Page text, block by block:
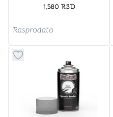
1,580 RSD
Rasprodato
Dugme za dodavanje